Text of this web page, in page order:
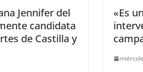
Jennifer del
candidata
de Castilla y
«Es